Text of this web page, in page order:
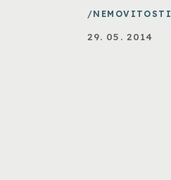
NEMOVITOSTI
29. 05. 2014